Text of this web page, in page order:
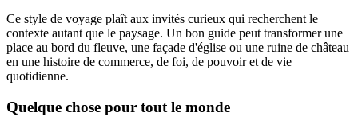
Ce style de voyage plaît aux invités curieux qui recherchent le
contexte autant que le paysage. Un bon guide peut transformer une
place au bord du fleuve, une façade d'église ou une ruine de château
en une histoire de commerce, de foi, de pouvoir et de vie
quotidienne.
Quelque chose pour tout le monde